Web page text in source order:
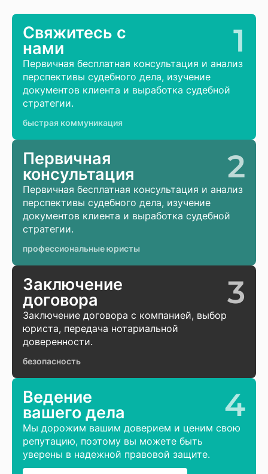
Свяжитесь с
нами
1
Первичная бесплатная консультация и анализ
перспективы судебного дела, изучение
документов клиента и выработка судебной
стратегии.
быстрая коммуникация
Первичная
консультация
2
Первичная бесплатная консультация и анализ
перспективы судебного дела, изучение
документов клиента и выработка судебной
стратегии.
профессиональные юристы
Заключение
договора
3
Заключение договора с компанией, выбор
юриста, передача нотариальной
доверенности.
безопасность
Ведение
вашего дела
4
Мы дорожим вашим доверием и ценим свою
репутацию, поэтому вы можете быть
уверены в надежной правовой защите.